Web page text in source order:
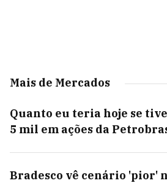
Mais de Mercados
Quanto eu teria hoje se
5 mil em ações da
Bradesco vê cenário 'pior'